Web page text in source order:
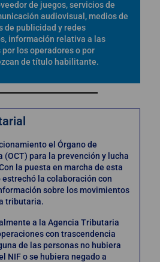
de juegos, servicios de
audiovisual, medios de
de publicidad y redes
información relativa a las
los operadores o por
de título habilitante.
el Órgano de
para la prevención y lucha
la puesta en marcha de esta
la colaboración con
sobre los movimientos
tributaria.
a la Agencia Tributaria
con trascendencia
de las personas no hubiera
NIF o se hubiera negado a